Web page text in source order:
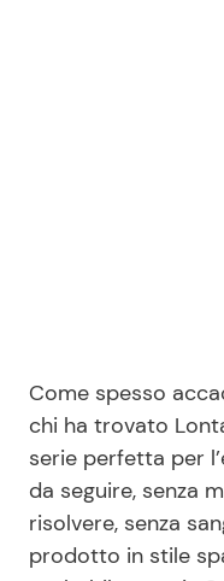
Come spesso
chi ha trovato
serie perfetta per
da seguire, senza
risolvere, senza
prodotto in stile